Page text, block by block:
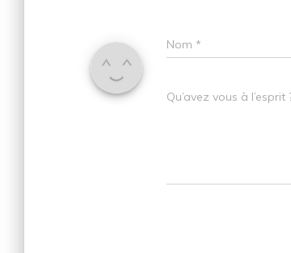
Nom *
Qu’avez vous à l’esprit